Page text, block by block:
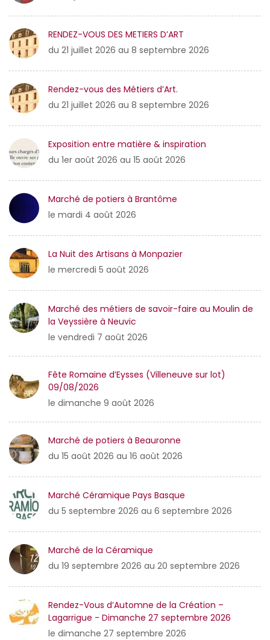
RENDEZ-VOUS DES METIERS D’ART
du 21 juillet 2026 au 8 septembre 2026
Rendez-vous des Métiers d’Art.
du 21 juillet 2026 au 8 septembre 2026
Exposition entre matière & inspiration
du 1er août 2026 au 15 août 2026
Marché de potiers à Brantôme
le mardi 4 août 2026
La Nuit des Artisans à Monpazier
le mercredi 5 août 2026
Marché des métiers de savoir-faire au Moulin de
la Veyssière à Neuvic
le vendredi 7 août 2026
Fête Romaine d’Eysses (Villeneuve sur lot)
09/08/2026
le dimanche 9 août 2026
Marché de potiers à Beauronne
du 15 août 2026 au 16 août 2026
Marché Céramique Pays Basque
du 5 septembre 2026 au 6 septembre 2026
Marché de la Céramique
du 19 septembre 2026 au 20 septembre 2026
Rendez-Vous d’Automne de la Création –
Lagarrigue - Dimanche 27 septembre 2026
le dimanche 27 septembre 2026